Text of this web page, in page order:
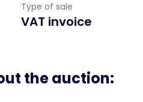
Type of sale
VAT invoice
the auction: